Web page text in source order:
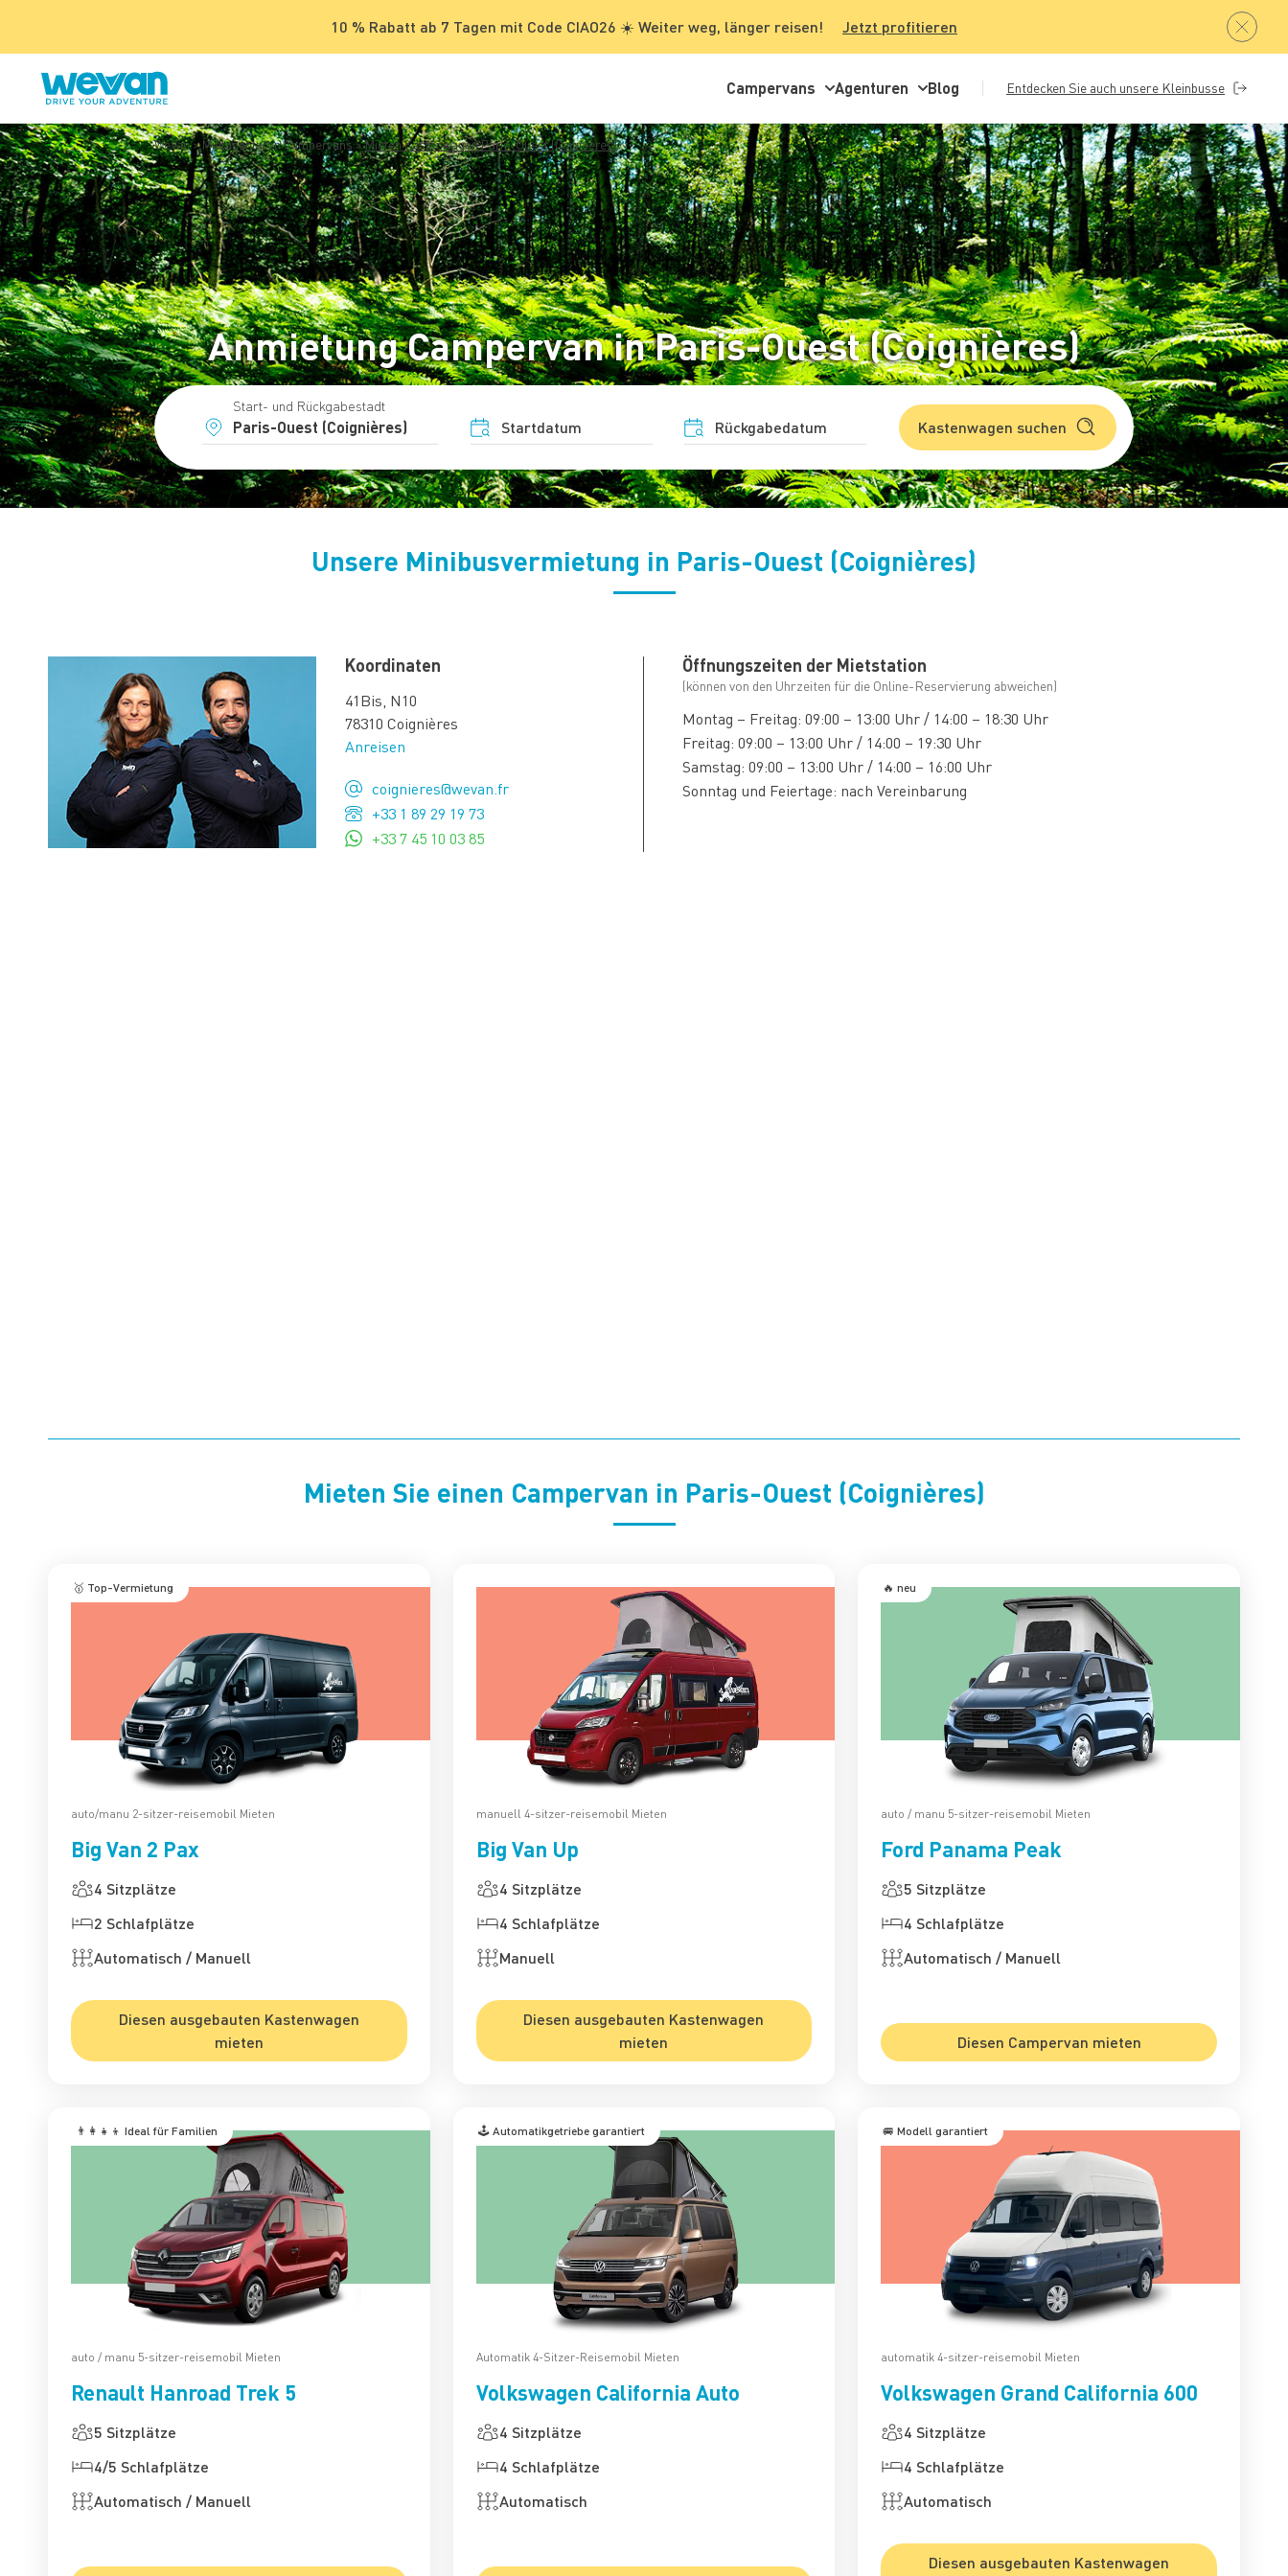
10 % Rabatt ab 7 Tagen mit Code CIAO26 ☀️ Weiter weg, länger reisen! Jetzt profitieren
Campervans Agenturen Blog Entdecken Sie auch unsere Kleinbusse
WeVan Mietagenturen Campervans Mieten Kastenwagen Paris-Ouest (Coignières)
Anmietung Campervan in Paris-Ouest (Coignières)
Start- und Rückgabestadt
Kastenwagen suchen
Unsere Minibusvermietung in Paris-Ouest (Coignières)
Koordinaten
41Bis, N10
78310 Coignières
Anreisen
coignieres@wevan.fr
+33 1 89 29 19 73
+33 7 45 10 03 85
Öffnungszeiten der Mietstation
(können von den Uhrzeiten für die Online-Reservierung abweichen)
Montag – Freitag: 09:00 – 13:00 Uhr / 14:00 – 18:30 Uhr
Freitag: 09:00 – 13:00 Uhr / 14:00 – 19:30 Uhr
Samstag: 09:00 – 13:00 Uhr / 14:00 – 16:00 Uhr
Sonntag und Feiertage: nach Vereinbarung
Mieten Sie einen Campervan in Paris-Ouest (Coignières)
🥇 Top-Vermietung
auto/manu 2-sitzer-reisemobil Mieten
Big Van 2 Pax
4 Sitzplätze
2 Schlafplätze
Automatisch / Manuell
Diesen ausgebauten Kastenwagen
mieten
manuell 4-sitzer-reisemobil Mieten
Big Van Up
4 Sitzplätze
4 Schlafplätze
Manuell
Diesen ausgebauten Kastenwagen
mieten
🔥 neu
auto / manu 5-sitzer-reisemobil Mieten
Ford Panama Peak
5 Sitzplätze
4 Schlafplätze
Automatisch / Manuell
Diesen Campervan mieten
‍‍‍ 👨‍👩‍👧‍👦 Ideal für Familien
auto / manu 5-sitzer-reisemobil Mieten
Renault Hanroad Trek 5
5 Sitzplätze
4/5 Schlafplätze
Automatisch / Manuell
🕹️ Automatikgetriebe garantiert
Automatik 4-Sitzer-Reisemobil Mieten
Volkswagen California Auto
4 Sitzplätze
4 Schlafplätze
Automatisch
🚐 Modell garantiert
automatik 4-sitzer-reisemobil Mieten
Volkswagen Grand California 600
4 Sitzplätze
4 Schlafplätze
Automatisch
Diesen ausgebauten Kastenwagen